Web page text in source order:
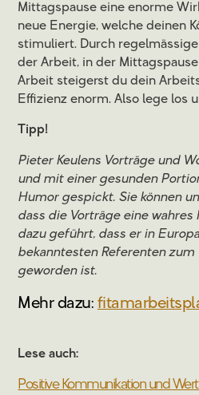
Mittagspause eine enorme
neue Energie, welche deinen
stimuliert. Durch
der Arbeit, in der
Arbeit steigerst du dein
Effizienz enorm. Also lege los
Tipp!
Pieter Keulens Vorträge und
und mit einer gesunden
Humor gespickt. Sie können
dass die Vorträge eine wahres
dazu geführt, dass er in
bekanntesten Referenten
geworden ist.
Mehr dazu:
Lese auch:
Positive Kommunikation und